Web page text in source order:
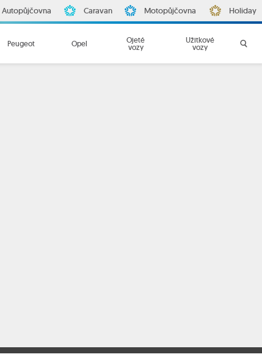
Autopůjčovna Caravan Motopůjčovna Holiday
Peugeot Opel
Ojeté
vozy
Užitkové
vozy